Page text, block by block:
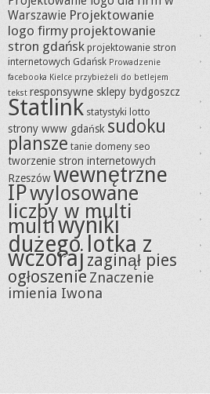
Warszawie Projektowanie
logo firmy projektowanie
stron gdańsk projektowanie stron
internetowych Gdańsk Prowadzenie
facebooka Kielce przybieżeli do betlejem
tekst responsywne sklepy bydgoszcz
Statlink statystyki lotto
strony www gdańsk sudoku
plansze tanie domeny seo
tworzenie stron internetowych
Rzeszówwewnętrzne
IPwylosowane
liczby w multi
multiwyniki
dużego lotka z
wczoraj zaginął pies
ogłoszenieZnaczenie
imienia Iwona